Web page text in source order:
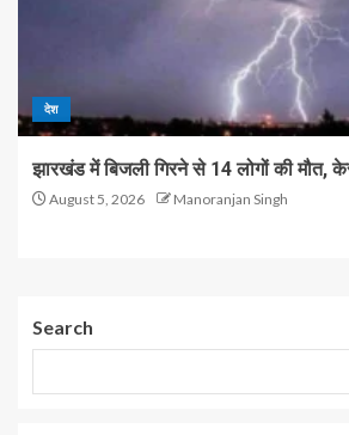
देश
झारखंड में बिजली गिरने से 14 लोगों की मौत,
August 5, 2026 Manoranjan Singh
Search